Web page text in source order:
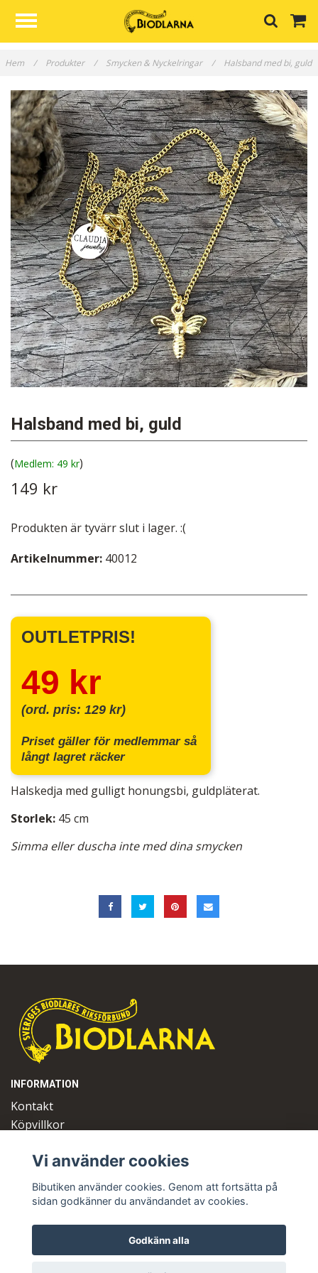
Hem / Produkter / Smycken & Nyckelringar / Halsband med bi, guld
Halsband med bi, guld
( 49 kr)
149 kr
Produkten är tyvärr slut i lager. :(
Artikelnummer: 40012
OUTLETPRIS!
49 kr
(ord. pris: 129 kr)
Priset gäller för medlemmar så
långt lagret räcker
Halskedja med gulligt honungsbi, guldpläterat.
Storlek: 45 cm
Simma eller duscha inte med dina smycken
INFORMATION
Kontakt
Köpvillkor
Sveriges Biodlares Riksförbund
Borgmästaregatan 26
596 34 Skänninge
Telefon 0142- 48 20 00
E-post:info@biodlarna.se
Vi använder cookies
Bibutiken använder cookies. Genom att fortsätta på
sidan godkänner du användandet av cookies.
Godkänn alla